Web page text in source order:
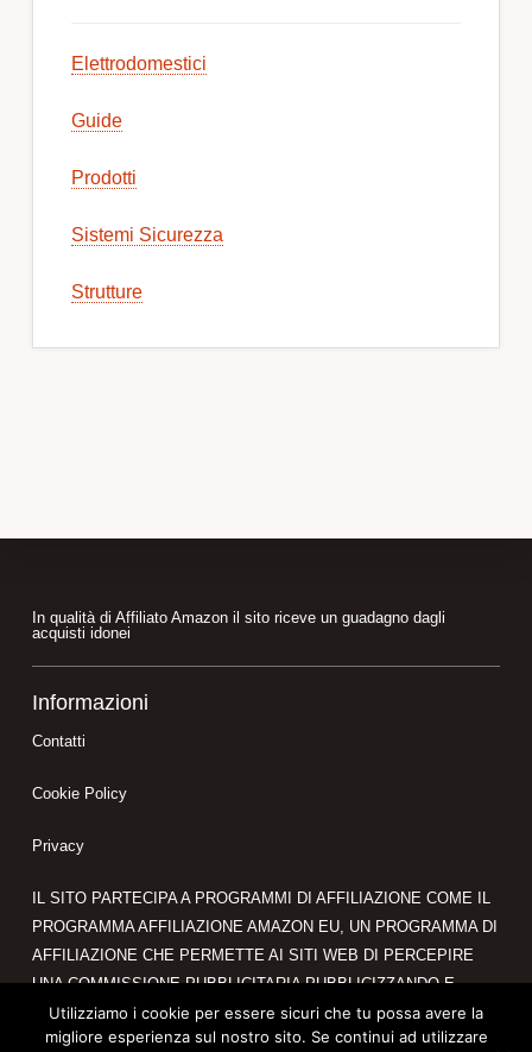
Elettrodomestici
Guide
Prodotti
Sistemi Sicurezza
Strutture
Footer
In qualità di Affiliato Amazon il sito riceve un guadagno dagli
acquisti idonei
Informazioni
Contatti
Cookie Policy
Privacy
IL SITO PARTECIPA A PROGRAMMI DI AFFILIAZIONE COME IL
PROGRAMMA AFFILIAZIONE AMAZON EU, UN PROGRAMMA DI
AFFILIAZIONE CHE PERMETTE AI SITI WEB DI PERCEPIRE
UNA COMMISSIONE PUBBLICITARIA PUBBLICIZZANDO E
FORNENDO LINK AL SITO AMAZON.IT. IN QUALITÀ DI
AFFILIATO AMAZON, IL PRESENTE SITO RICEVE UN
Utilizziamo i cookie per essere sicuri che tu possa avere la
migliore esperienza sul nostro sito. Se continui ad utilizzare